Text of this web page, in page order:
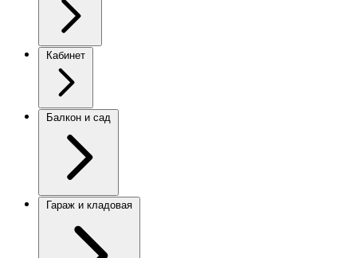
Кабинет
Балкон и сад
Гараж и кладовая